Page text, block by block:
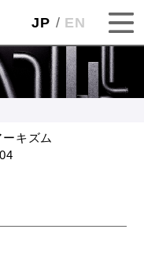
JP EN
キズム